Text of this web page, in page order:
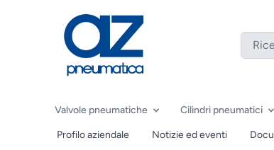
Valvole pneumatiche Cilindri pneumatici
Profilo aziendale Notizie ed eventi